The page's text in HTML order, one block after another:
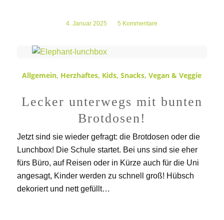
4. Januar 2025
/ 5 Kommentare
Allgemein, Herzhaftes, Kids,Snacks,Vegan & Veggie
Lecker unterwegs mit bunten
Brotdosen!
Jetzt sind sie wieder gefragt: die Brotdosen oder die
Lunchbox! Die Schule startet. Bei uns sind sie eher
fürs Büro, auf Reisen oder in Kürze auch für die Uni
angesagt, Kinder werden zu schnell groß! Hübsch
dekoriert und nett gefüllt…